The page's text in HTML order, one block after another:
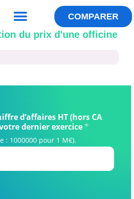
Menu COMPARER
du prix d'une officine
d’affaires HT (hors CA
dernier exercice*
: 1000000 pour 1 M€).